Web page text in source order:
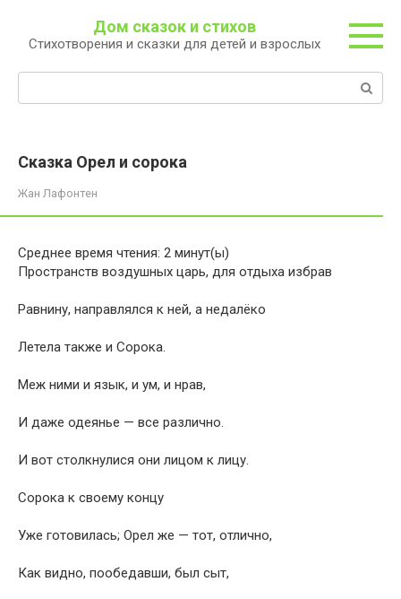
контенту
Дом сказок и стихов
Стихотворения и сказки для детей и взрослых
Сказка Орел и сорока
Жан Лафонтен
Среднее время чтения: 2 минут(ы)
Пространств воздушных царь, для отдыха избрав
Равнину, направлялся к ней, а недалёко
Летела также и Сорока.
Меж ними и язык, и ум, и нрав,
И даже одеянье — все различно.
И вот столкнулися они лицом к лицу.
Сорока к своему концу
Уже готовилась; Орел же — тот, отлично,
Как видно, пообедавши, был сыт,